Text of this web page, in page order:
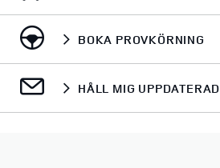
BOKA PROVKÖRNING
HÅLL MIG UPPDATERAD